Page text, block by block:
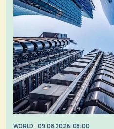
WORLD 09.08.2026, 08:00